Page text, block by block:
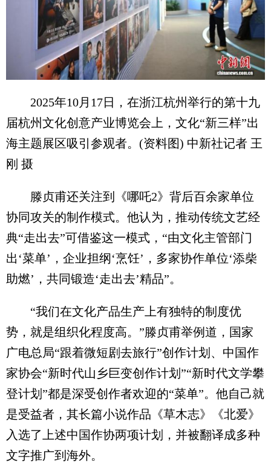
2025年10月17日，在浙江杭州举行的第十九
届杭州文化创意产业博览会上，文化“新三样”出
海主题展区吸引参观者。(资料图) 中新社记者 王
刚 摄
滕贞甫还关注到《哪吒2》背后百余家单位
协同攻关的制作模式。他认为，推动传统文艺经
典“走出去”可借鉴这一模式，“由文化主管部门
出‘菜单’，企业担纲‘烹饪’，多家协作单位‘添柴
助燃’，共同锻造‘走出去’精品”。
“我们在文化产品生产上有独特的制度优
势，就是组织化程度高。”滕贞甫举例道，国家
广电总局“跟着微短剧去旅行”创作计划、中国作
家协会“新时代山乡巨变创作计划”“新时代文学攀
登计划”都是深受创作者欢迎的“菜单”。他自己就
是受益者，其长篇小说作品《草木志》《北爱》
入选了上述中国作协两项计划，并被翻译成多种
文字推广到海外。